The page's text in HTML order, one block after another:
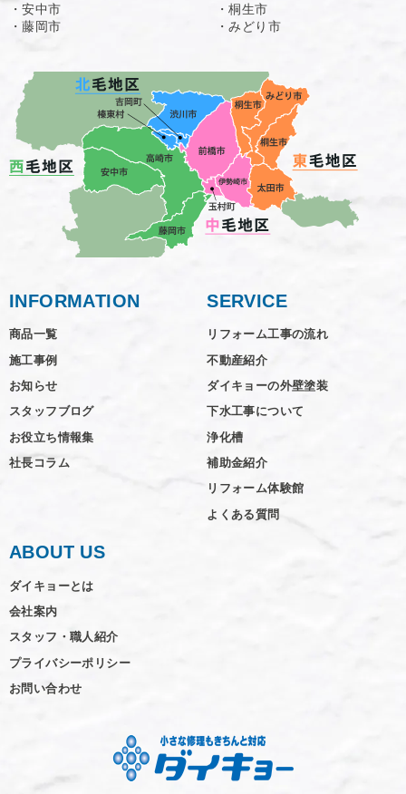
・安中市
・藤岡市
・桐生市
・みどり市
INFORMATION
商品一覧
施工事例
お知らせ
スタッフブログ
お役立ち情報集
社長コラム
SERVICE
リフォーム工事の流れ
不動産紹介
ダイキョーの外壁塗装
下水工事について
浄化槽
補助金紹介
リフォーム体験館
よくある質問
ABOUT US
ダイキョーとは
会社案内
スタッフ・職人紹介
プライバシーポリシー
お問い合わせ